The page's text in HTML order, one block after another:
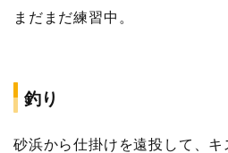
まだまだ練習中。
釣り
砂浜から仕掛けを遠投して、キ